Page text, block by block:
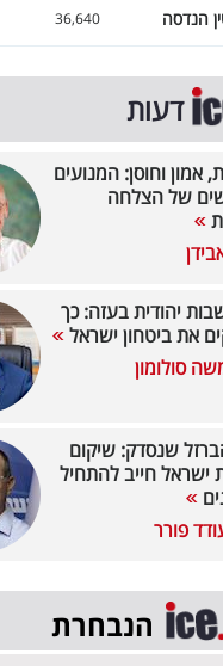
הנדסה 36,640
דעות
אמון וחוסן: המנועים
של הצלחה
יהודית בעזה: כך
את ביטחון ישראל
סולומון
שנסדק: שיקום
ישראל חייב להתחיל
פורר
הנבחרת